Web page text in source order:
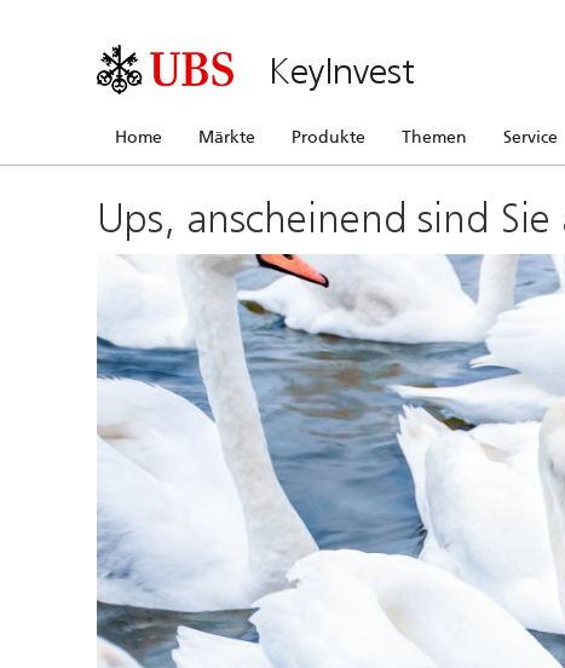
KeyInvest
Home Märkte Produkte Themen Service
Ups, anscheinend sind